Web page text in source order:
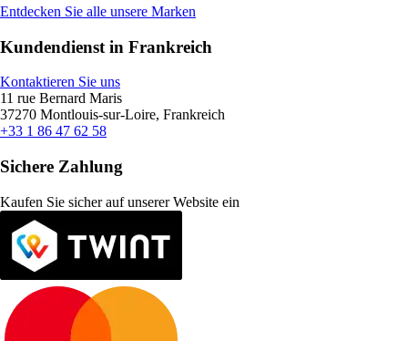
Entdecken Sie alle unsere Marken
Kundendienst in Frankreich
Kontaktieren Sie uns
11 rue Bernard Maris
37270 Montlouis-sur-Loire, Frankreich
+33 1 86 47 62 58
Sichere Zahlung
Kaufen Sie sicher auf unserer Website ein